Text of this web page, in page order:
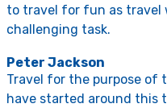
to travel for fun as travel
challenging task.
Peter Jackson
Travel for the purpose of
have started around this